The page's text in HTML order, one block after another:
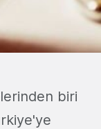
biri